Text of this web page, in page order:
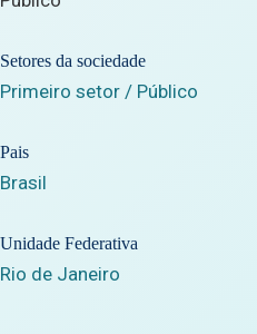
Setores da sociedade
Primeiro setor / Público
Pais
Brasil
Unidade Federativa
Rio de Janeiro